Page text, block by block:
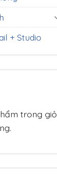
+ Studio
trong giỏ